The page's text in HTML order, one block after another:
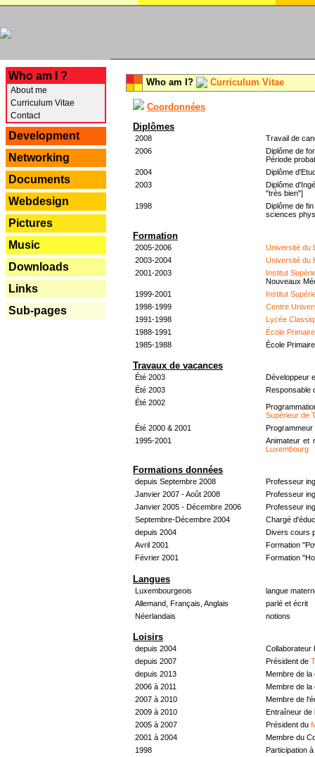
Who am I ?
About me
Curriculum Vitae
Contact
Development
Networking
Documents
Webdesign
Pictures
Music
Downloads
Links
Sub-pages
Who am I? Curriculum Vitae
Coordonnées
Diplômes
2008
Travail de
2006
Diplôme de
Période
2004
Diplôme
2003
Diplôme
"très bien"]
1998
Diplôme de
sciences
Formation
2005-2006
Université du
2003-2004
Université du
2001-2003
Institut
Nouveaux
1999-2001
Institut
1998-1999
Centre
1991-1998
Lycée
1988-1991
École
1985-1988
École
Travaux de vacances
Été 2003
Développeur
Été 2003
Responsable
Été 2002
Supérieur de
Été 2000 & 2001
Programmeur
1995-2001
Animateur et
Luxembourg
Formations données
depuis Septembre 2008
Professeur
Janvier 2007 - Août 2008
Professeur
Janvier 2005 - Décembre 2006
Professeur
Septembre-Décembre 2004
Chargé
depuis 2004
Divers cours
Avril 2001
Formation
Février 2001
Formation
Langues
Luxembourgeois
langue
Allemand, Français, Anglais
parlé et écrit
Néerlandais
notions
Loisirs
depuis 2004
Collaborateur
depuis 2007
Président de
depuis 2013
Membre de
2006 à 2011
Membre de
2007 à 2010
Membre de
2009 à 2010
Entraîneur de
2005 à 2007
Président du
2001 à 2004
Membre du
1998
Participation à